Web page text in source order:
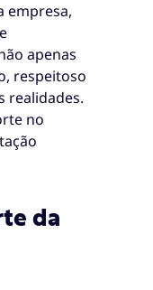
empresa,
apenas
respeitoso
realidades.
no
da